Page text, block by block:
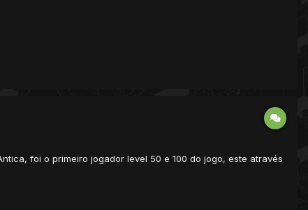
foi o primeiro jogador level 50 e 100 do jogo, este através